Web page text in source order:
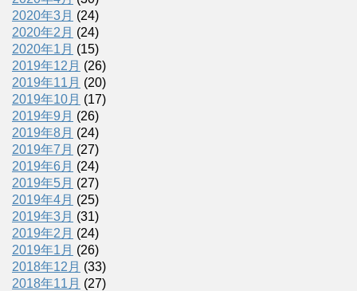
2020年3月 (24)
2020年2月 (24)
2020年1月 (15)
2019年12月 (26)
2019年11月 (20)
2019年10月 (17)
2019年9月 (26)
2019年8月 (24)
2019年7月 (27)
2019年6月 (24)
2019年5月 (27)
2019年4月 (25)
2019年3月 (31)
2019年2月 (24)
2019年1月 (26)
2018年12月 (33)
2018年11月 (27)